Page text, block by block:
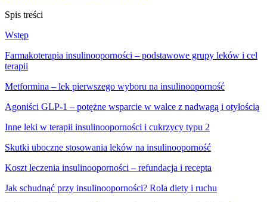
Spis treści
Wstęp
Farmakoterapia insulinooporności – podstawowe grupy leków i cel
terapii
Metformina – lek pierwszego wyboru na insulinooporność
Agoniści GLP-1 – potężne wsparcie w walce z nadwagą i otyłością
Inne leki w terapii insulinooporności i cukrzycy typu 2
Skutki uboczne stosowania leków na insulinooporność
Koszt leczenia insulinooporności – refundacja i recepta
Jak schudnąć przy insulinooporności? Rola diety i ruchu